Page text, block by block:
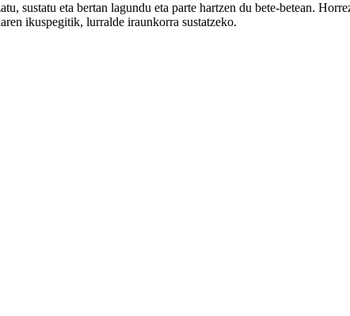
sustatu eta bertan lagundu eta parte hartzen du bete-betean.
ikuspegitik, lurralde iraunkorra sustatzeko.